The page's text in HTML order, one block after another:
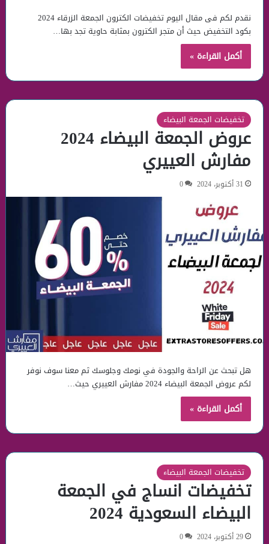
نقدم لكم فى مقال اليوم تخفيضات الكترون الجمعة الزرقاء 2024
بكود التخفيض حيث أن متجر الكترون بمثابة حاوية تجد بها…
أكمل القراءة »
تخفيضات الجمعة البيضاء
عروض الجمعة البيضاء 2024
مفارش العييري
31 أكتوبر، 2024 0
هل تبحث عن الراحة والجودة في نومك وجلوسك ثم معنا سوف نوفر
لكم عروض الجمعة البيضاء 2024 مفارش العييري حيث…
أكمل القراءة »
تخفيضات الجمعة البيضاء
تخفيضات انساج في الجمعة
البيضاء السعودية 2024
29 أكتوبر، 2024 0